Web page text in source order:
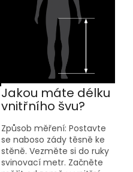
Jakou máte délku
vnitřního švu?
Způsob měření: Postavte
se naboso zády těsně ke
stěně. Vezměte si do ruky
svinovací metr. Začněte